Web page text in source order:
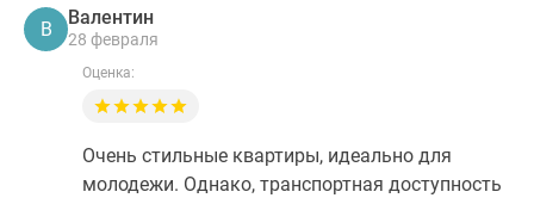
В
Валентин
28 февраля
Оценка:
Очень стильные квартиры, идеально для
молодежи. Однако, транспортная доступность